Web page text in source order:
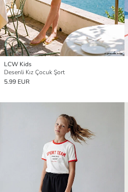
LCW Kids
Desenli Kız Çocuk Şort
5.99 EUR